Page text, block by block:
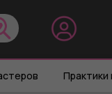
Практики